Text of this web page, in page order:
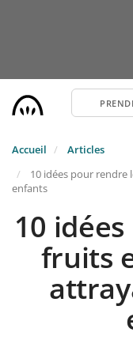
Accueil
Articles
10 idées pour rendre
enfants
10
fruits